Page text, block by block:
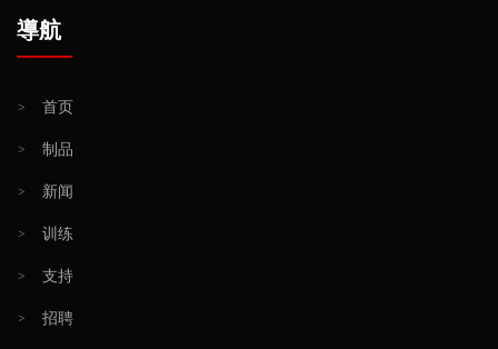
導航
> 首页
> 制品
> 新闻
> 训练
> 支持
> 招聘